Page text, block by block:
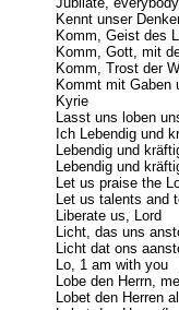
Kennt unser
Komm, Geist des
Komm, Gott, mit
Komm, Trost der
Kommt mit Gaben
Kyrie
Lasst uns loben
Ich Lebendig und
Lebendig und
Lebendig und
Let us praise the
Let us talents and
Liberate us, Lord
Licht, das uns
Licht dat ons
Lo, 1 am with you
Lobe den Herrn,
Lobet den Herren